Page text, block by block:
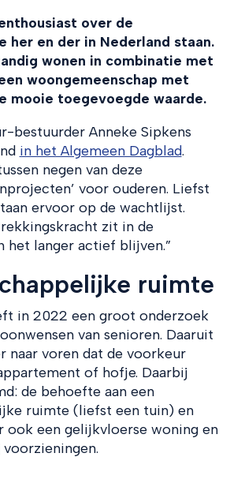
over de
her en der in Nederland staan.
wonen in combinatie met
woongemeenschap met
mooie toegevoegde waarde.
bestuurder Anneke Sipkens
in het Algemeen Dagblad.
negen van deze
voor ouderen. Liefst
ervoor op de wachtlijst.
zit in de
het langer actief blijven.”
ruimte
in 2022 een groot onderzoek
van senioren. Daaruit
naar voren dat de voorkeur
of hofje. Daarbij
de behoefte aan een
ruimte (liefst een tuin) en
ook een gelijkvloerse woning en